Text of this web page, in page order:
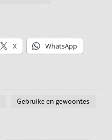
X WhatsApp
Gebruike en gewoontes